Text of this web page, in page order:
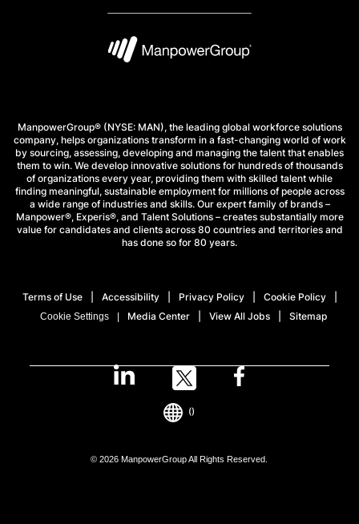
ManpowerGroup® (NYSE: MAN), the leading global workforce solutions
company, helps organizations transform in a fast-changing world of work
by sourcing, assessing, developing and managing the talent that enables
them to win. We develop innovative solutions for hundreds of thousands
of organizations every year, providing them with skilled talent while
finding meaningful, sustainable employment for millions of people across
a wide range of industries and skills. Our expert family of brands –
Manpower®, Experis®, and Talent Solutions – creates substantially more
value for candidates and clients across 80 countries and territories and
has done so for 80 years.
Terms of Use Accessibility Privacy Policy Cookie Policy
Cookie Settings Media Center View All Jobs Sitemap
© 2026 ManpowerGroup All Rights Reserved.
()